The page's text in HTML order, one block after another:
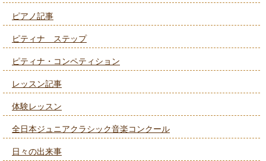
ピアノ記事
ピティナ ステップ
ピティナ・コンペティション
レッスン記事
体験レッスン
全日本ジュニアクラシック音楽コンクール
日々の出来事